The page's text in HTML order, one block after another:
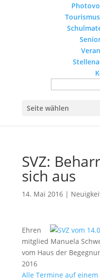
Seite wählen
SVZ:
sich aus
14. Mai 2016|
Ehren
mitglied Manuela
vom Haus der
2016
Alle Termine auf einem